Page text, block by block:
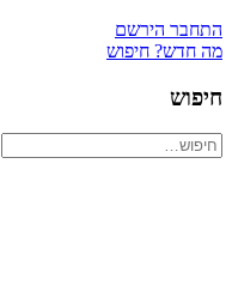
התחבר הירשם
מה חדש? חיפוש
חיפוש